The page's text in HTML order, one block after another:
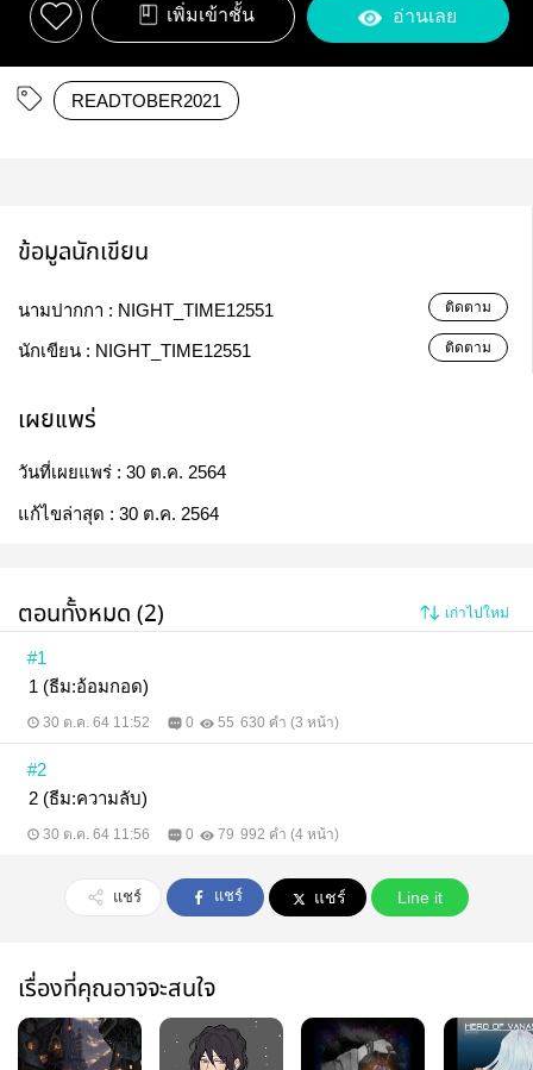
เพิ่มเข้าชั้น อ่านเลย
READTOBER2021
ข้อมูลนักเขียน
นามปากกา : NIGHT_TIME12551 ติดตาม
นักเขียน : NIGHT_TIME12551 ติดตาม
เผยแพร่
วันที่เผยแพร่ : 30 ต.ค. 2564
แก้ไขล่าสุด : 30 ต.ค. 2564
ตอนทั้งหมด (2) เก่าไปใหม่
#1
1 (ธีม:อ้อมกอด)
30 ต.ค. 64 11:52 0 55 630 คำ (3 หน้า)
#2
2 (ธีม:ความลับ)
30 ต.ค. 64 11:56 0 79 992 คำ (4 หน้า)
แชร์ แชร์ แชร์ Line it
เรื่องที่คุณอาจจะสนใจ